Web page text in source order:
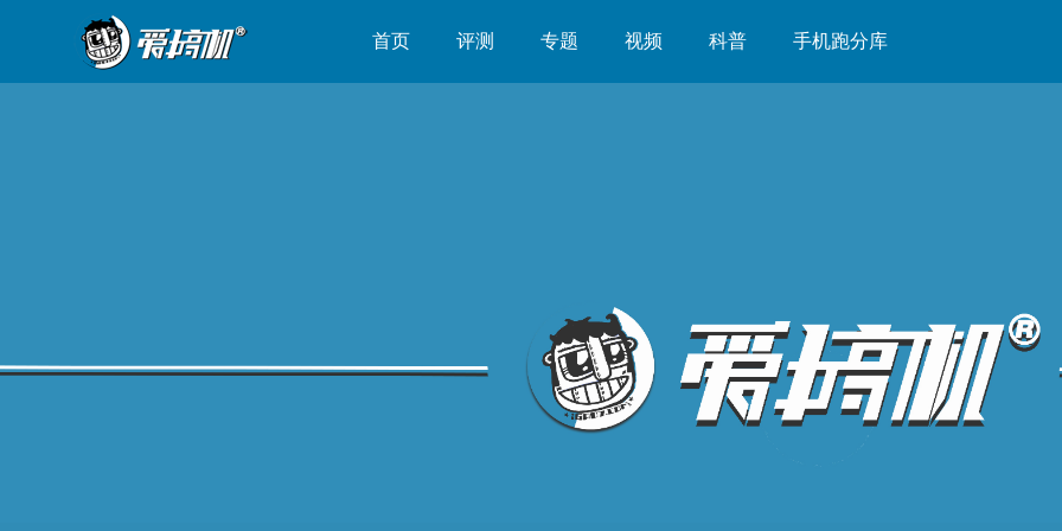
首页 评测 专题 视频 科普 手机跑分库